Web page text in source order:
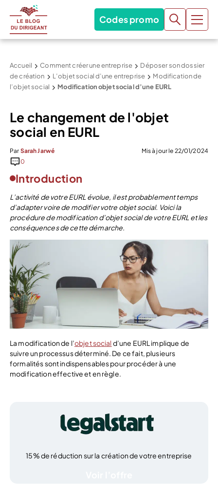
Codes promo
Accueil Comment créer une entreprise
Déposer son dossier
de création
L’objet social d’une entreprise
Modification de
l’objet social
Modification objet social d’une EURL
Le changement de l'objet
social en EURL
Par Sarah Jarwé
Mis à jour le 22/01/2024
0
Introduction
L’activité de votre EURL évolue, il est probablement temps
d’adapter voire de modifier votre objet social. Voici la
procédure de modification d’objet social de votre EURL et les
conséquences de cette démarche.
La modification de l’objet sociald’une EURL implique de
suivre un processus déterminé. De ce fait, plusieurs
formalités sont indispensables pour procéder à une
modification effective et en règle.
15% de réduction sur la création de votre entreprise